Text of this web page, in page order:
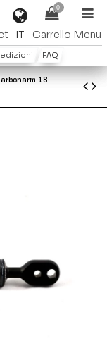
IT
0
Carrello Menu
FAQ
18